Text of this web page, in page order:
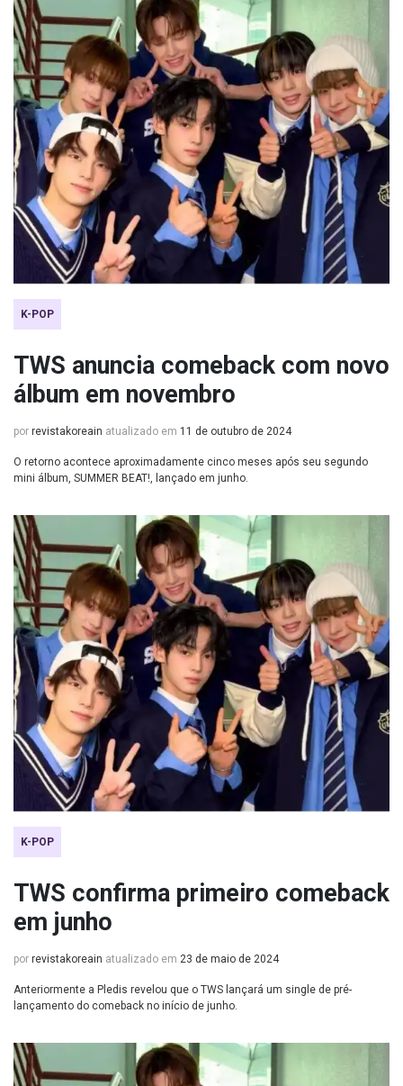
K-POP
TWS anuncia comeback com novo
álbum em novembro
por revistakoreain atualizado em 11 de outubro de 2024
O retorno acontece aproximadamente cinco meses após seu segundo
mini álbum, SUMMER BEAT!, lançado em junho.
K-POP
TWS confirma primeiro comeback
em junho
por revistakoreain atualizado em 23 de maio de 2024
Anteriormente a Pledis revelou que o TWS lançará um single de pré-
lançamento do comeback no início de junho.